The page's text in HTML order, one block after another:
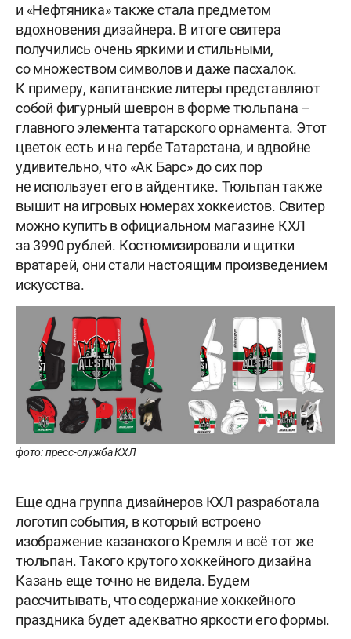
и «Нефтяника» также стала предметом
вдохновения дизайнера. В итоге свитера
получились очень яркими и стильными,
со множеством символов и даже пасхалок.
К примеру, капитанские литеры представляют
собой фигурный шеврон в форме тюльпана –
главного элемента татарского орнамента. Этот
цветок есть и на гербе Татарстана, и вдвойне
удивительно, что «Ак Барс» до сих пор
не использует его в айдентике. Тюльпан также
вышит на игровых номерах хоккеистов. Свитер
можно купить в официальном магазине КХЛ
за 3990 рублей. Костюмизировали и щитки
вратарей, они стали настоящим произведением
искусства.
фото: пресс-служба КХЛ
Еще одна группа дизайнеров КХЛ разработала
логотип события, в который встроено
изображение казанского Кремля и всё тот же
тюльпан. Такого крутого хоккейного дизайна
Казань еще точно не видела. Будем
рассчитывать, что содержание хоккейного
праздника будет адекватно яркости его формы.